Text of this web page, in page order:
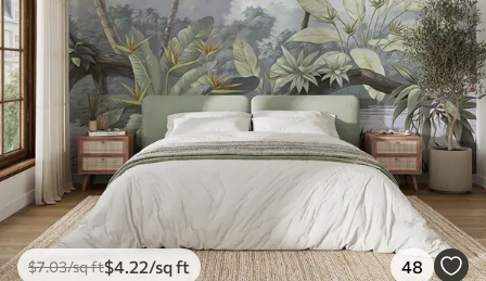
$7.03/sq ft$4 .22/sq ft 48